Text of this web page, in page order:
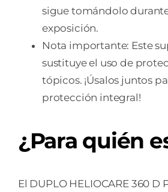
sigue tomándolo
exposición.
Nota importante: Este
sustituye el uso de
tópicos. ¡Úsalos juntos
protección integral!
¿Para quién
El DUPLO HELIOCARE 360 D